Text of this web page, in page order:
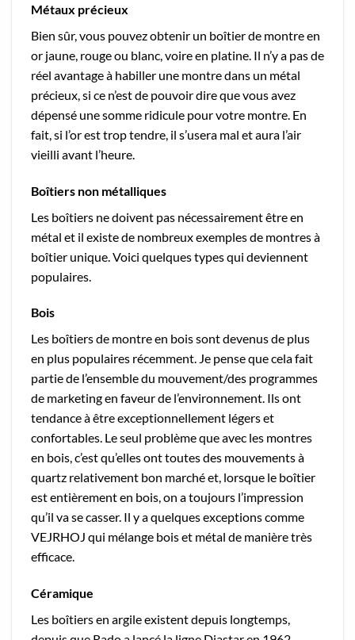
Métaux précieux
Bien sûr, vous pouvez obtenir un boîtier de montre en
or jaune, rouge ou blanc, voire en platine. Il n’y a pas de
réel avantage à habiller une montre dans un métal
précieux, si ce n’est de pouvoir dire que vous avez
dépensé une somme ridicule pour votre montre. En
fait, si l’or est trop tendre, il s’usera mal et aura l’air
vieilli avant l’heure.
Boîtiers non métalliques
Les boîtiers ne doivent pas nécessairement être en
métal et il existe de nombreux exemples de montres à
boîtier unique. Voici quelques types qui deviennent
populaires.
Bois
Les boîtiers de montre en bois sont devenus de plus
en plus populaires récemment. Je pense que cela fait
partie de l’ensemble du mouvement/des programmes
de marketing en faveur de l’environnement. Ils ont
tendance à être exceptionnellement légers et
confortables. Le seul problème que avec les montres
en bois, c’est qu’elles ont toutes des mouvements à
quartz relativement bon marché et, lorsque le boîtier
est entièrement en bois, on a toujours l’impression
qu’il va se casser. Il y a quelques exceptions comme
VEJRHOJ qui mélange bois et métal de manière très
efficace.
Céramique
Les boîtiers en argile existent depuis longtemps,